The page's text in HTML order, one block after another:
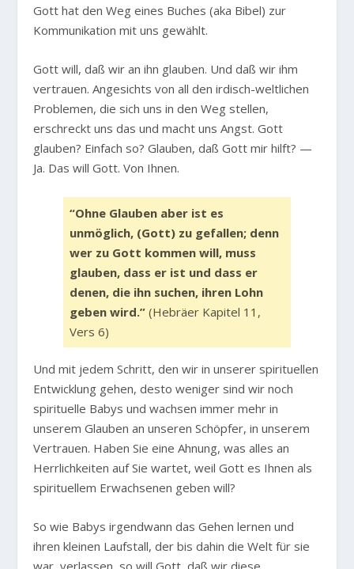
Gott hat den Weg eines Buches (aka Bibel) zur
Kommunikation mit uns gewählt.
Gott will, daß wir an ihn glauben. Und daß wir ihm
vertrauen. Angesichts von all den irdisch-weltlichen
Problemen, die sich uns in den Weg stellen,
erschreckt uns das und macht uns Angst. Gott
glauben? Einfach so? Glauben, daß Gott mir hilft? —
Ja. Das will Gott. Von Ihnen.
“Ohne Glauben aber ist es
unmöglich, (Gott) zu gefallen; denn
wer zu Gott kommen will, muss
glauben, dass er ist und dass er
denen, die ihn suchen, ihren Lohn
geben wird.”(Hebräer Kapitel 11,
Vers 6)
Und mit jedem Schritt, den wir in unserer spirituellen
Entwicklung gehen, desto weniger sind wir noch
spirituelle Babys und wachsen immer mehr in
unserem Glauben an unseren Schöpfer, in unserem
Vertrauen. Haben Sie eine Ahnung, was alles an
Herrlichkeiten auf Sie wartet, weil Gott es Ihnen als
spirituellem Erwachsenen geben will?
So wie Babys irgendwann das Gehen lernen und
ihren kleinen Laufstall, der bis dahin die Welt für sie